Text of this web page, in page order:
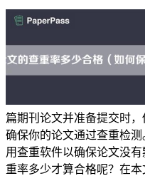
篇期刊论文并准备提交时
确保你的论文通过查重检
用查重软件以确保论文没
重率多少才算合格呢？在